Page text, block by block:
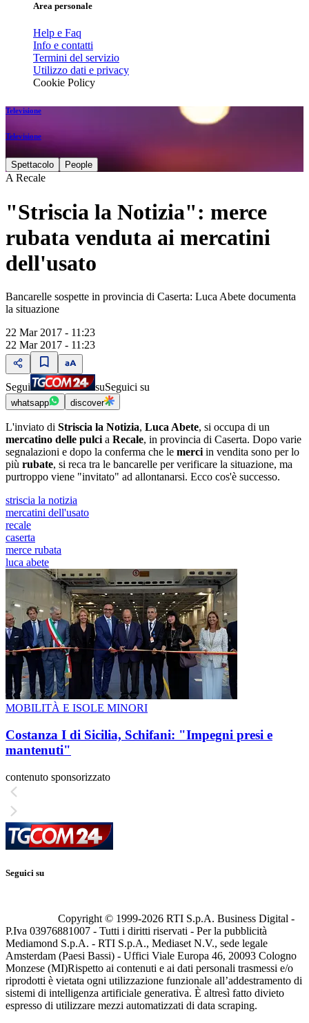
Area personale
Help e Faq
Info e contatti
Termini del servizio
Utilizzo dati e privacy
Cookie Policy
Televisione
Televisione
Spettacolo People
A Recale
"Striscia la Notizia": merce
rubata venduta ai mercatini
dell'usato
Bancarelle sospette in provincia di Caserta: Luca Abete documenta
la situazione
22 Mar 2017 - 11:23
22 Mar 2017 - 11:23
Segui suSeguici su
whatsapp discover
L'inviato di Striscia la Notizia, Luca Abete, si occupa di un
mercatino delle pulci a Recale, in provincia di Caserta. Dopo varie
segnalazioni e dopo la conferma che le merci in vendita sono per lo
più rubate, si reca tra le bancarelle per verificare la situazione, ma
purtroppo viene "invitato" ad allontanarsi. Ecco cos'è successo.
striscia la notizia
mercatini dell'usato
recale
caserta
merce rubata
luca abete
MOBILITÀ E ISOLE MINORI
Costanza I di Sicilia, Schifani: "Impegni presi e
mantenuti"
contenuto sponsorizzato
Seguici su
Copyright © 1999-2026 RTI S.p.A. Business Digital -
P.Iva 03976881007 - Tutti i diritti riservati - Per la pubblicità
Mediamond S.p.A. - RTI S.p.A., Mediaset N.V., sede legale
Amsterdam (Paesi Bassi) - Uffici Viale Europa 46, 20093 Cologno
Monzese (MI)Rispetto ai contenuti e ai dati personali trasmessi e/o
riprodotti è vietata ogni utilizzazione funzionale all’addestramento di
sistemi di intelligenza artificiale generativa. È altresì fatto divieto
espresso di utilizzare mezzi automatizzati di data scraping.